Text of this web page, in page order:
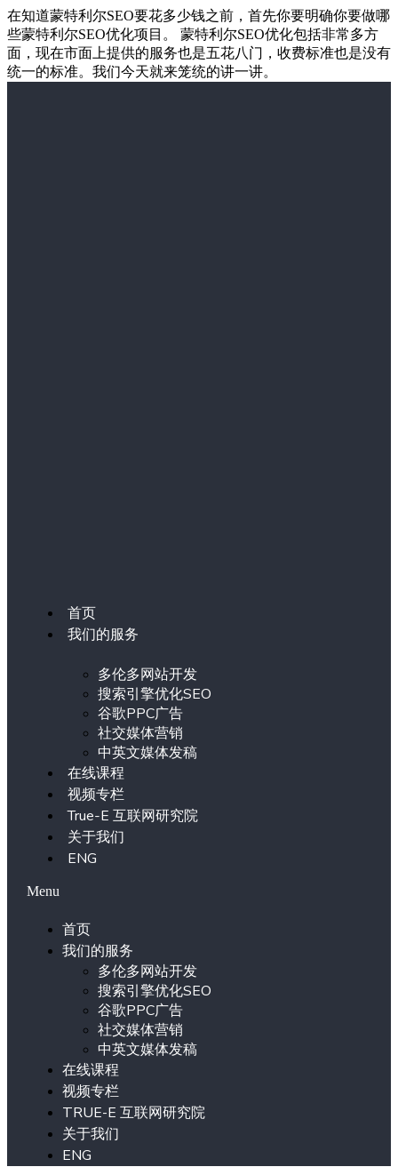
在知道蒙特利尔SEO要花多少钱之前，首先你要明确你要做哪
些蒙特利尔SEO优化项目。 蒙特利尔SEO优化包括非常多方
面，现在市面上提供的服务也是五花八门，收费标准也是没有
统一的标准。我们今天就来笼统的讲一讲。
首页
我们的服务
多伦多网站开发
搜索引擎优化SEO
谷歌PPC广告
社交媒体营销
中英文媒体发稿
在线课程
视频专栏
True-E 互联网研究院
关于我们
ENG
Menu
首页
我们的服务
多伦多网站开发
搜索引擎优化SEO
谷歌PPC广告
社交媒体营销
中英文媒体发稿
在线课程
视频专栏
TRUE-E 互联网研究院
关于我们
ENG